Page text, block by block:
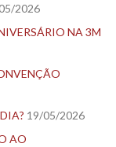
2026
NA 3M
19/05/2026
AO